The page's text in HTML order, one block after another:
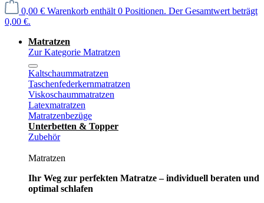
0,00 € Warenkorb enthält 0 Positionen. Der Gesamtwert beträgt
0,00 €.
Matratzen
Zur Kategorie Matratzen
Kaltschaummatratzen
Taschenfederkernmatratzen
Viskoschaummatratzen
Latexmatratzen
Matratzenbezüge
Unterbetten & Topper
Zubehör
Matratzen
Ihr Weg zur perfekten Matratze – individuell beraten und
optimal schlafen